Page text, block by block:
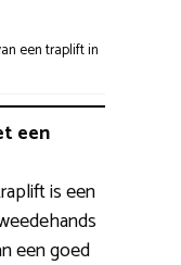
een traplift in
een
is een
een goed